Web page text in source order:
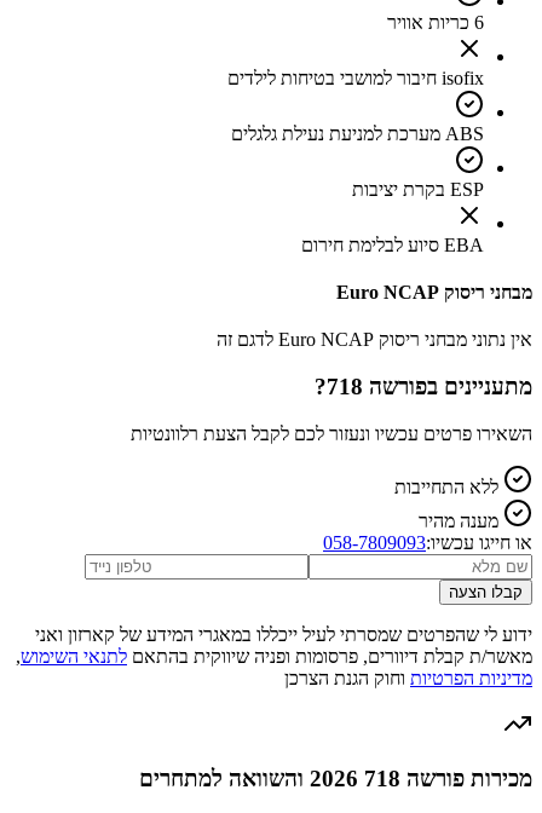
6 כריות אוויר
isofix חיבור למושבי בטיחות לילדים
ABS מערכת למניעת נעילת גלגלים
ESP בקרת יציבות
EBA סיוע לבלימת חירום
מבחני ריסוק Euro NCAP
אין נתוני מבחני ריסוק Euro NCAP לדגם זה
מתעניינים בפורשה 718 ?
השאירו פרטים עכשיו ונעזור לכם לקבל הצעת רלוונטיות
ללא התחייבות
מענה מהיר
או חייגו עכשיו:058-7809093
קבלו הצעה
ידוע לי שהפרטים שמסרתי לעיל ייכללו במאגרי המידע של קארזון ואני
מאשר/ת קבלת דיוורים, פרסומות ופניה שיווקית בהתאם לתנאי השימוש,
מדיניות הפרטיות וחוק הגנת הצרכן
מכירות פורשה 718 2026 והשוואה למתחרים